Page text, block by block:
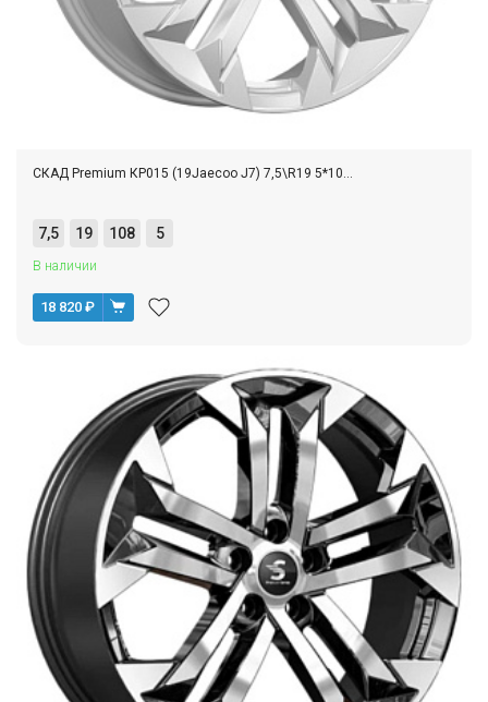
СКАД Premium КР015 (19Jaecoo J7) 7,5\R19 5*10...
7,5 19 108 5
В наличии
18 820 ₽